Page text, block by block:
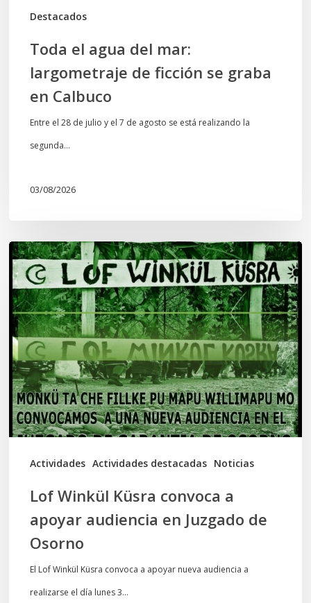
Destacados
Toda el agua del mar:
largometraje de ficción se graba
en Calbuco
Entre el 28 de julio y el 7 de agosto se está realizando la
segunda…
03/08/2026
Actividades Actividades destacadas Noticias
Lof
Winkül
Küsra
convoca
a
apoyar
audiencia
en
Juzgado
Lof Winkül Küsra convoca a
apoyar audiencia en Juzgado de
Osorno
El Lof Winkül Küsra convoca a apoyar nueva audiencia a
realizarse el día lunes 3…